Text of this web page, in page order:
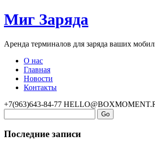
Миг Заряда
Аренда терминалов для заряда ваших
О нас
Главная
Новости
Контакты
+7(963)643-84-77
Последние записи